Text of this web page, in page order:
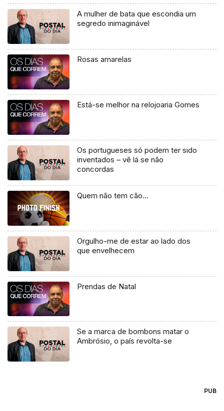
A mulher de bata que escondia um
segredo inimaginável
Rosas amarelas
Está-se melhor na relojoaria Gomes
Os portugueses só podem ter sido
inventados – vê lá se não
concordas
Quem não tem cão…
Orgulho-me de estar ao lado dos
que envelhecem
Prendas de Natal
Se a marca de bombons matar o
Ambrósio, o país revolta-se
PUB